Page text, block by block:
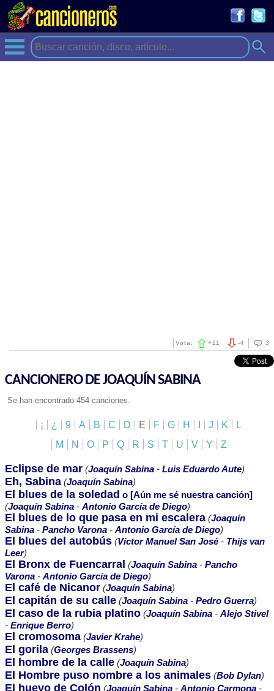
3
-4
Vota: +11
CANCIONERO DE JOAQUÍN SABINA
Se han encontrado 454 canciones.
¡ ¿ 9 A B C D E F G H J K
L
M
N O P Q R S T U V Y Z
Eclipse de mar (Joaquín Sabina - Luis Eduardo Aute)
Eh, Sabina (Joaquín Sabina)
El blues de la soledad o [Aún me sé nuestra canción]
(Joaquín Sabina - Antonio García de Diego)
El blues de lo que pasa en mi escalera (Joaquín
Sabina - Pancho Varona - Antonio García de Diego)
El blues del autobús (Víctor Manuel San José - Thijs van
Leer)
El Bronx de Fuencarral (Joaquín Sabina - Pancho
Varona - Antonio García de Diego)
El café de Nicanor (Joaquín Sabina)
El capitán de su calle (Joaquín Sabina - Pedro Guerra)
El caso de la rubia platino (Joaquín Sabina - Alejo Stivel
- Enrique Berro)
El cromosoma (Javier Krahe)
El gorila (Georges Brassens)
El hombre de la calle (Joaquín Sabina)
El Hombre puso nombre a los animales (Bob Dylan)
El huevo de Colón (Joaquín Sabina - Antonio Carmona -